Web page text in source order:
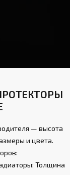
— высота
и цвета.
Толщина